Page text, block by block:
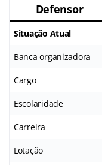
Defensor
Situação Atual
Banca organizadora
Cargo
Escolaridade
Carreira
Lotação